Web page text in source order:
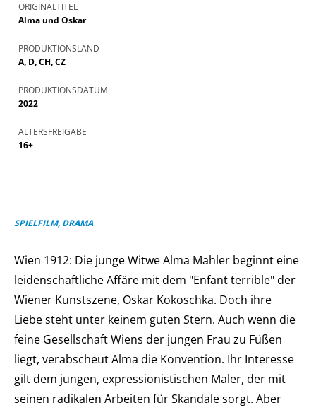
ORIGINALTITEL
Alma und Oskar
PRODUKTIONSLAND
A, D, CH, CZ
PRODUKTIONSDATUM
2022
ALTERSFREIGABE
16+
SPIELFILM, DRAMA
Wien 1912: Die junge Witwe Alma Mahler beginnt eine
leidenschaftliche Affäre mit dem "Enfant terrible" der
Wiener Kunstszene, Oskar Kokoschka. Doch ihre
Liebe steht unter keinem guten Stern. Auch wenn die
feine Gesellschaft Wiens der jungen Frau zu Füßen
liegt, verabscheut Alma die Konvention. Ihr Interesse
gilt dem jungen, expressionistischen Maler, der mit
seinen radikalen Arbeiten für Skandale sorgt. Aber